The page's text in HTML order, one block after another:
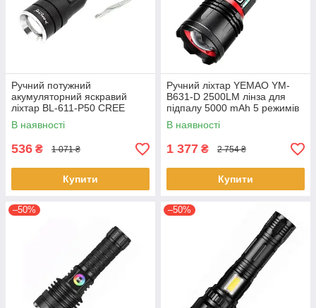
Ручний потужний
акумуляторний яскравий
ліхтар BL-611-P50 CREE
XHP50 світлодіодний ліхтарик
18650
В наявності
536 ₴ 1 071 ₴
Купити
Ручний ліхтар YEMAO YM-
B631-D 2500LM лінза для
підпалу 5000 mAh 5 режимів
роботи Чорний
В наявності
1 377 ₴ 2 754 ₴
Купити
–50% –50%